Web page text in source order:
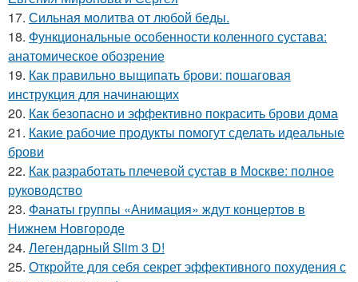
17. Сильная молитва от любой беды.
18. Функциональные особенности коленного сустава:
анатомическое обозрение
19. Как правильно выщипать брови: пошаговая
инструкция для начинающих
20. Как безопасно и эффективно покрасить брови дома
21. Какие рабочие продукты помогут сделать идеальные
брови
22. Как разработать плечевой сустав в Москве: полное
руководство
23. Фанаты группы «Анимация» ждут концертов в
Нижнем Новгороде
24. Легендарный Slim 3 D!
25. Откройте для себя секрет эффективного похудения с